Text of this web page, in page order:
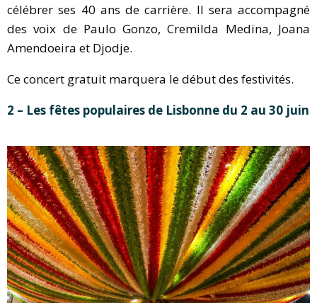
célébrer ses 40 ans de carrière. Il sera accompagné
des voix de Paulo Gonzo, Cremilda Medina, Joana
Amendoeira et Djodje.
Ce concert gratuit marquera le début des festivités.
2 – Les fêtes populaires de Lisbonne du 2 au 30 juin